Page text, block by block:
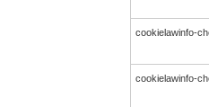
cookielawinfo-
cookielawinfo-